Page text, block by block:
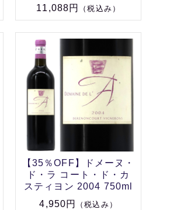
11,088円
（税込み）
【35％OFF】ドメーヌ・
ド・ラ コート・ド・カ
スティヨン 2004 750ml
4,950円
（税込み）